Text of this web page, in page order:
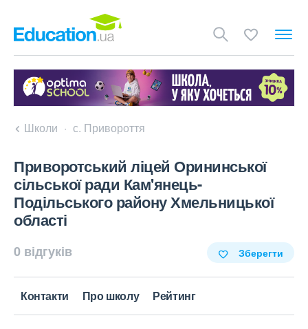
Школи с. Привороття
Приворотський ліцей Орининської
сільської ради Кам'янець-
Подільського району Хмельницької
області
0 відгуків Зберегти
Контакти Про школу Рейтинг